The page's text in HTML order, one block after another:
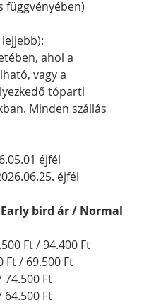
függvényében)
ahol a
vagy a
tóparti
Minden szállás
éjfél
éjfél
bird ár / Normal
Ft / 94.400 Ft
/ 69.500 Ft
Ft
Ft